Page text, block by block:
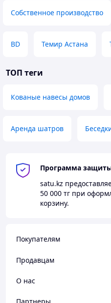
Собственное производство
BD Темир Астана
ТОП теги
Кованые навесы домов
Аренда шатров
Программа
satu.kz
50 000 тг при
корзину.
Покупателям
Продавцам
О нас